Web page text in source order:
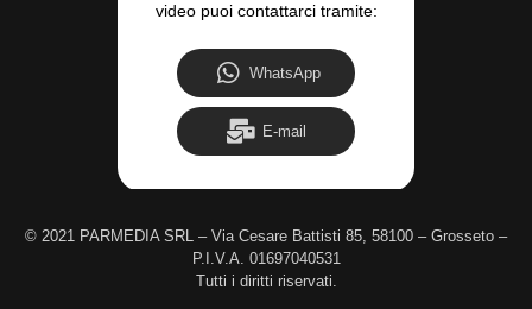
video puoi contattarci tramite:
WhatsApp
E-mail
© 2021 PARMEDIA SRL – Via Cesare Battisti 85, 58100 – Grosseto –
P.I.V.A. 01697040531
Tutti i diritti riservati.